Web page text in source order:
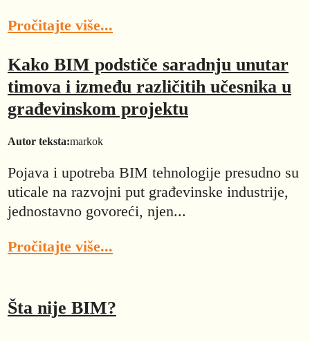
Pročitajte više...
Kako BIM podstiče saradnju unutar
timova i između različitih učesnika u
građevinskom projektu
Autor teksta:markok
Pojava i upotreba BIM tehnologije presudno su
uticale na razvojni put građevinske industrije,
jednostavno govoreći, njen...
Pročitajte više...
Šta nije BIM?